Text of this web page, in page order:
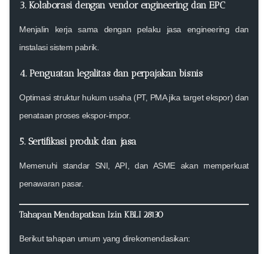
3. Kolaborasi dengan vendor engineering dan EPC
Menjalin kerja sama dengan pelaku jasa engineering dan
instalasi sistem pabrik.
4. Penguatan legalitas dan perpajakan bisnis
Optimasi struktur hukum usaha (PT, PMA jika target ekspor) dan
penataan proses ekspor-impor.
5. Sertifikasi produk dan jasa
Memenuhi standar SNI, API, dan ASME akan memperkuat
penawaran pasar.
Tahapan Mendapatkan Izin KBLI 28130
Berikut tahapan umum yang direkomendasikan: